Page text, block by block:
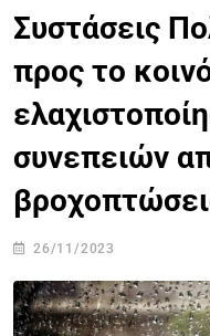
Συστάσεις
προς το
συνεπειών
26/11/2023